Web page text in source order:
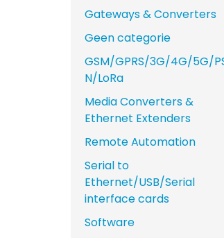
Gateways & Converters
Geen categorie
GSM/GPRS/3G/4G/5G/
N/LoRa
Media Converters &
Ethernet Extenders
Remote Automation
Serial to
Ethernet/USB/Serial
interface cards
Software